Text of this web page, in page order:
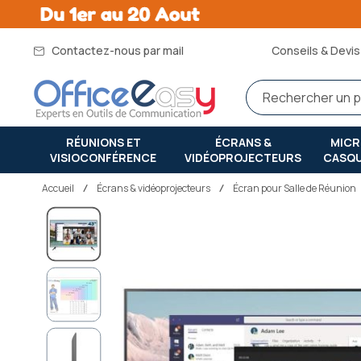
Contactez-nous par mail Conseils &
RÉUNIONS ET
VISIOCONFÉRENCE
ÉCRANS &
VIDÉOPROJECTEURS
Accueil écrans & vidéoprojecteurs Écran pour Salle de Réunion
Passer
fin
de
la
galerie
d’images